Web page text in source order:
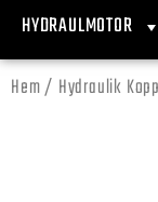
HYDRAULMOTOR
Hem/ Hydraulik